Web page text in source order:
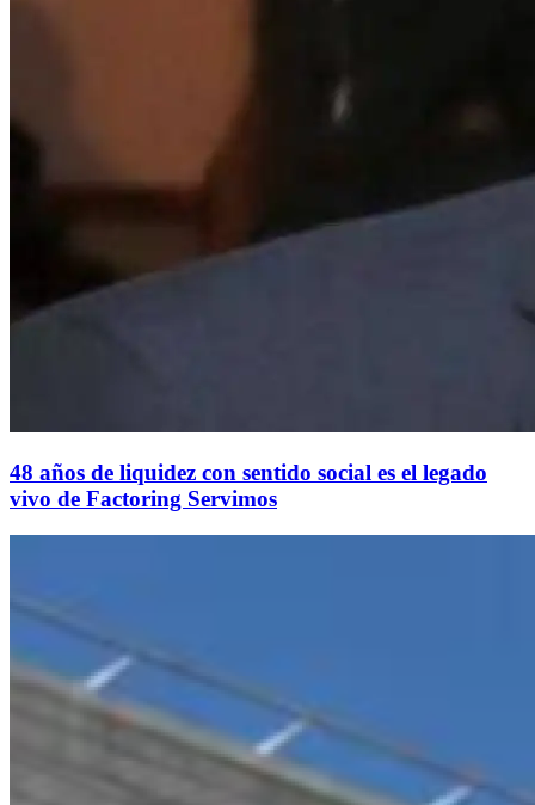
48 años de liquidez con sentido social es el legado
vivo de Factoring Servimos